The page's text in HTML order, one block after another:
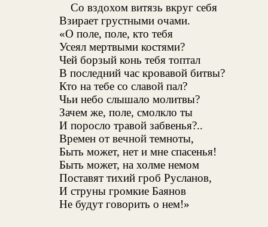
Со вздохом витязь вкруг себя
Взирает грустными очами.
«О поле, поле, кто тебя
Усеял мертвыми костями?
Чей борзый конь тебя топтал
В последний час кровавой битвы?
Кто на тебе со славой пал?
Чьи небо слышало молитвы?
Зачем же, поле, смолкло ты
И поросло травой забвенья?..
Времен от вечной темноты,
Быть может, нет и мне спасенья!
Быть может, на холме немом
Поставят тихий гроб Русланов,
И струны громкие Баянов
Не будут говорить о нем!»